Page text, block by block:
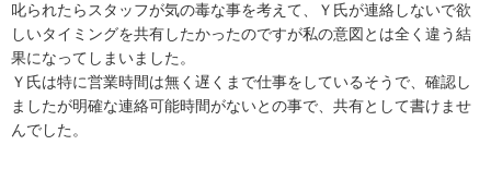
叱られたらスタッフが気の毒な事を考えて、Ｙ氏が連絡しないで欲
しいタイミングを共有したかったのですが私の意図とは全く違う結
果になってしまいました。
Ｙ氏は特に営業時間は無く遅くまで仕事をしているそうで、確認し
ましたが明確な連絡可能時間がないとの事で、共有として書けませ
んでした。